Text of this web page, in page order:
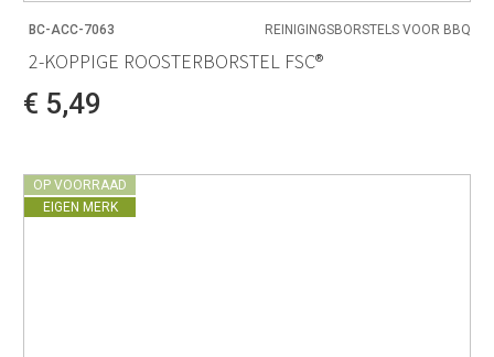
BC-ACC-7063 REINIGINGSBORSTELS VOOR BBQ
2-KOPPIGE ROOSTERBORSTEL FSC®
€ 5,49
OP VOORRAAD
EIGEN MERK